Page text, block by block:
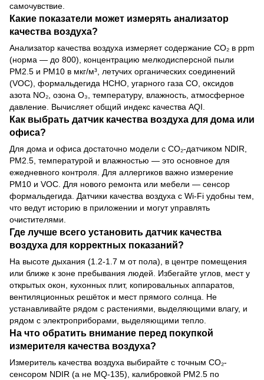
самочувствие.
Какие показатели может измерять анализатор
качества воздуха?
Анализатор качества воздуха измеряет содержание CO₂ в ppm
(норма — до 800), концентрацию мелкодисперсной пыли
PM2.5 и PM10 в мкг/м³, летучих органических соединений
(VOC), формальдегида HCHO, угарного газа CO, оксидов
азота NO₂, озона O₃, температуру, влажность, атмосферное
давление. Вычисляет общий индекс качества AQI.
Как выбрать датчик качества воздуха для дома или
офиса?
Для дома и офиса достаточно модели с CO₂-датчиком NDIR,
PM2.5, температурой и влажностью — это основное для
ежедневного контроля. Для аллергиков важно измерение
PM10 и VOC. Для нового ремонта или мебели — сенсор
формальдегида. Датчики качества воздуха с Wi-Fi удобны тем,
что ведут историю в приложении и могут управлять
очистителями.
Где лучше всего установить датчик качества
воздуха для корректных показаний?
На высоте дыхания (1.2-1.7 м от пола), в центре помещения
или ближе к зоне пребывания людей. Избегайте углов, мест у
открытых окон, кухонных плит, копировальных аппаратов,
вентиляционных решёток и мест прямого солнца. Не
устанавливайте рядом с растениями, выделяющими влагу, и
рядом с электроприборами, выделяющими тепло.
На что обратить внимание перед покупкой
измерителя качества воздуха?
Измеритель качества воздуха выбирайте с точным CO₂-
сенсором NDIR (а не MQ-135), калибровкой PM2.5 по